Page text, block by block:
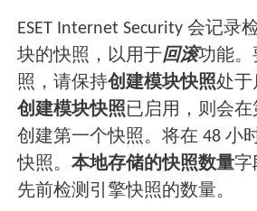
ESET Internet Security 会记录
块的快照，以用于回滚功能。
照，请保持创建模块快照处于
创建模块快照已启用，则会
创建第一个快照。将在 48 小
快照。本地存储的快照数量字
先前检测引擎快照的数量。